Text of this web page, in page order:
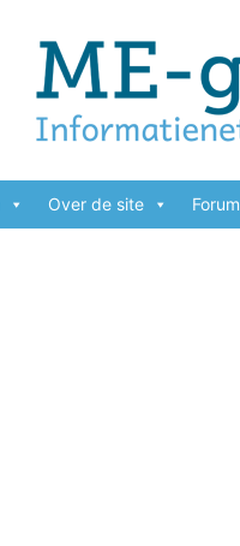
Over de site Forum